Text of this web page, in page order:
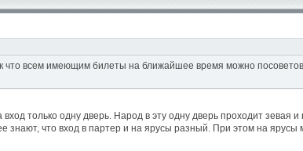
что всем имеющим билеты на ближайшее время можно
только одну дверь. Народ в эту одну дверь проходит зевая
знают, что вход в партер и на ярусы разный. При этом на